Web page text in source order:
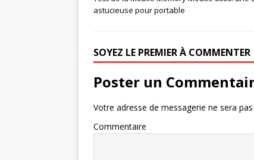
astucieuse pour portable
SOYEZ LE PREMIER À COMMENTER
Poster un
Votre adresse de messagerie ne sera
Commentaire